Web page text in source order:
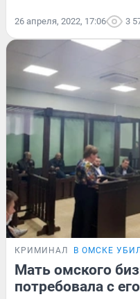
26 апреля, 2022, 17:06 3
КРИМИНАЛ В ОМСКЕ
Мать омского
потребовала с